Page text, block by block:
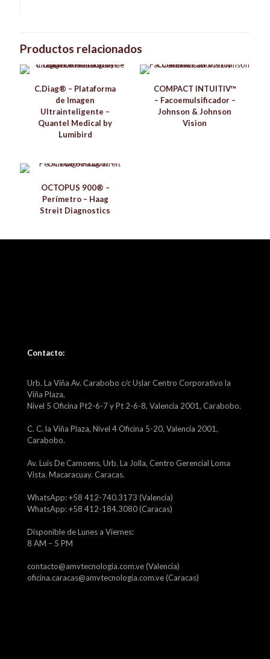
Productos relacionados
C.Diag® – Plataforma
de Imagen
Ultrainteligente –
Quantel Medical by
Lumibird
COMPACT INTUITIV™
– Facoemulsificador –
Johnson & Johnson
Vision
OCTOPUS 900® –
Perímetro – Haag
Streit Diagnostics
Contacto:
Urb. La Viña Av. Carabobo c/c Uslar Centro Corporativo la
Viña Plaza,
Nivel 5 Oficina Pt2-6-7 y Pt 2-6-8, Valencia 2001, Carabobo.
C. C. la Viña Plaza, Nivel 4 Oficina 5-20, Valencia 2001,
Carabobo.
Av. Luis De Camoens, Urb. La Jolla, Centro Gerencial Loma
Vista. Macaracuay. Caracas.
WhatsApp: +58 412-740.3173 (Valencia)
WhatsApp: +58 412-184.3080 (Caracas)
Disponible de Lunes a Viernes:
8 AM – 5 PM
contacto@amvtecnologia.com.ve (Valencia)
oficina.caracas@amvtecnologia.com.ve (Caracas)